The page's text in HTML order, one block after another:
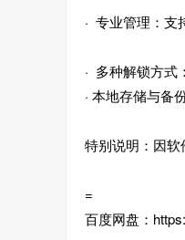
· 专业管理：支
· 多种解锁方式
· 本地存储与备
特别说明：因软
=
百度网盘：